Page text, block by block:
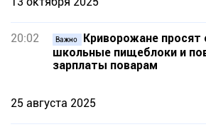
20:02 Важно
Криворожане просят
школьные пищеблоки и
зарплаты поварам
25 августа 2025